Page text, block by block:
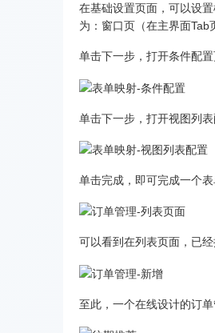
在基础设置页面，可以设
为：窗口页（在主界面Tab
单击下一步，打开条件配
单击下一步，打开视图列
单击完成，即可完成一个
可以看到在列表页面，已
至此，一个在线设计的订